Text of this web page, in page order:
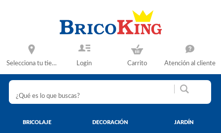
Selecciona tu tienda Login Carrito Atención al cliente
BRICOLAJE DECORACIÓN JARDÍN